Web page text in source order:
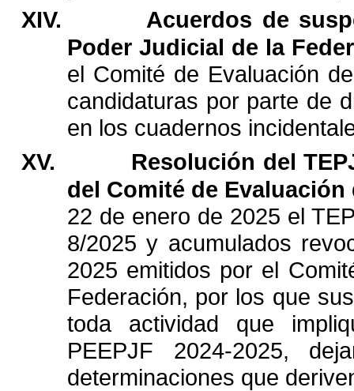
XIV.
Acuerdos de
Poder Judicial de la
el Comité de Evaluación
candidaturas por parte de
en los cuadernos
XV.
Resolución del
del Comité de Evaluación
22 de enero de 2025 el
8/2025 y acumulados
2025 emitidos por el
Federación, por los que
toda
actividad que
PEEPJF
2024-2025,
determinaciones que